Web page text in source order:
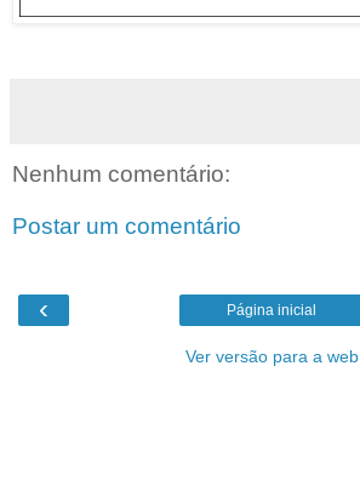
Nenhum comentário:
Postar um comentário
‹ Página inicial
Ver versão para a web